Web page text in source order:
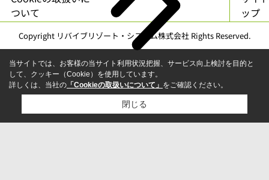
ついて
ップ
Copyright リバイブリゾート・システム株式会社 Rights Reserved.
当サイトでは、お客様の当サイト利用状況把握、サービス向上検討を目的と
して、クッキー（Cookie）を使用しています。
詳しくは、当社の 「Cookieの取扱いについて」 をご確認ください。
閉じる